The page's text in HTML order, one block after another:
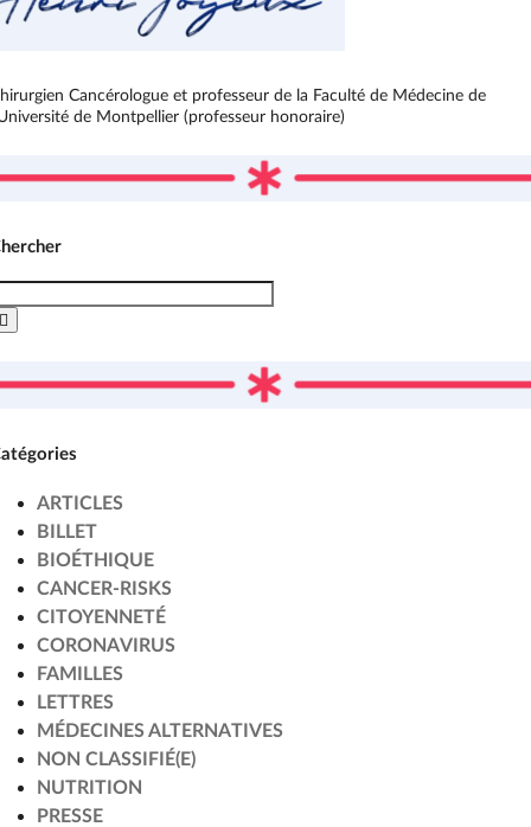
Cancérologue et professeur de la Faculté de Médecine de
de Montpellier (professeur honoraire)
ARTICLES
BILLET
BIOÉTHIQUE
CANCER-RISKS
CITOYENNETÉ
CORONAVIRUS
FAMILLES
LETTRES
MÉDECINES ALTERNATIVES
NON CLASSIFIÉ(E)
NUTRITION
PRESSE